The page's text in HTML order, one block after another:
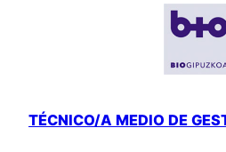
TÉCNICO/A MEDIO DE